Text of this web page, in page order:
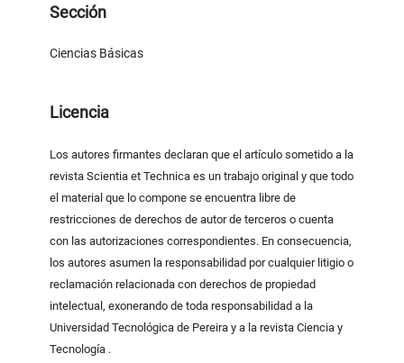
Sección
Ciencias Básicas
Licencia
Los autores firmantes declaran que el artículo sometido a la
revista Scientia et Technica es un trabajo original y que todo
el material que lo compone se encuentra libre de
restricciones de derechos de autor de terceros o cuenta
con las autorizaciones correspondientes. En consecuencia,
los autores asumen la responsabilidad por cualquier litigio o
reclamación relacionada con derechos de propiedad
intelectual, exonerando de toda responsabilidad a la
Universidad Tecnológica de Pereira y a la revista Ciencia y
Tecnología .